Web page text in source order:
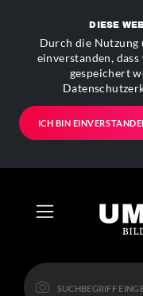
DIESE
Durch die Nutzung
einverstanden,
gespeichert
ICH BIN